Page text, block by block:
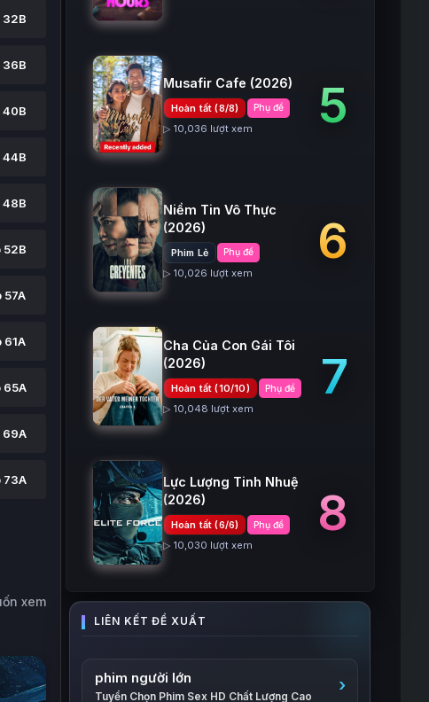
32B
36B
40B
44B
48B
52B
57A
61A
65A
69A
73A
xem
Musafir Cafe (2026)
Hoàn tất (8/8) Phụ đề
▷ 10,036 lượt xem 5
Niềm Tin Vô Thực
(2026)
Phim Lẻ Phụ đề
▷ 10,026 lượt xem
6
Cha Của Con Gái Tôi
(2026)
Hoàn tất (10/10) Phụ đề
▷ 10,048 lượt xem
7
Lực Lượng Tinh Nhuệ
(2026)
Hoàn tất (6/6) Phụ đề
▷ 10,030 lượt xem
8
phim người lớn
Tuyển Chọn Phim Sex HD Chất Lượng Cao